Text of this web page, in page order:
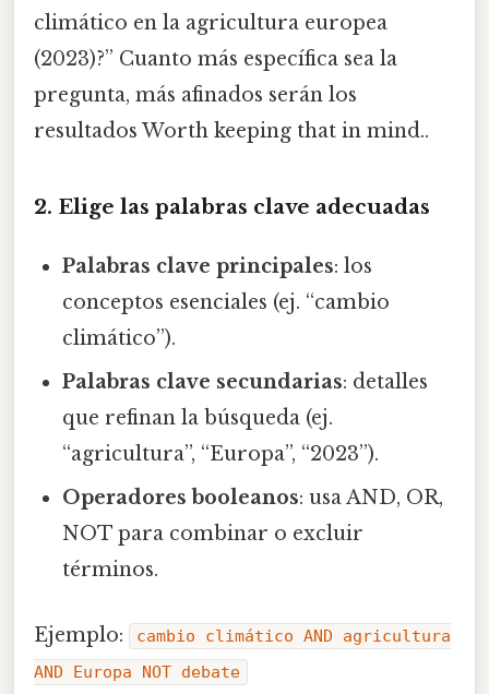
climático en la agricultura europea
(2023)?” Cuanto más específica sea la
pregunta, más afinados serán los
resultados Worth keeping that in mind..
2. Elige las palabras clave adecuadas
Palabras clave principales: los
conceptos esenciales (ej. “cambio
climático”).
Palabras clave secundarias: detalles
que refinan la búsqueda (ej.
“agricultura”, “Europa”, “2023”).
Operadores booleanos: usa AND, OR,
NOT para combinar o excluir
términos.
Ejemplo:
cambio climático AND agricultura
AND Europa NOT debate